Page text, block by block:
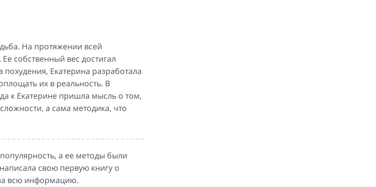
На протяжении всей
собственный вес достигал
Екатерина разработала
их в реальность. В
к Екатерине пришла мысль о том,
а сама методика, что
а ее методы были
свою первую книгу о
всю информацию.